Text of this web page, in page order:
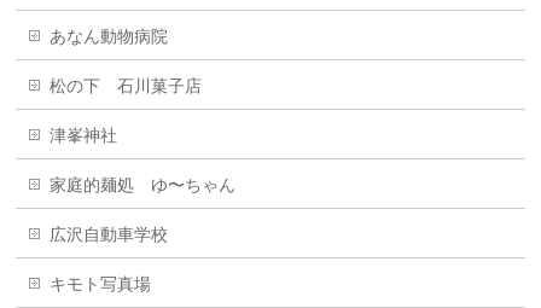
あなん動物病院
松の下 石川菓子店
津峯神社
家庭的麺処 ゆ〜ちゃん
広沢自動車学校
キモト写真場